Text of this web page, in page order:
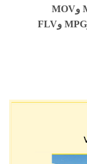
MP4 وMOV
و3GP وVOB وMKV وM4V وWMV وAVI وMPG وFLV